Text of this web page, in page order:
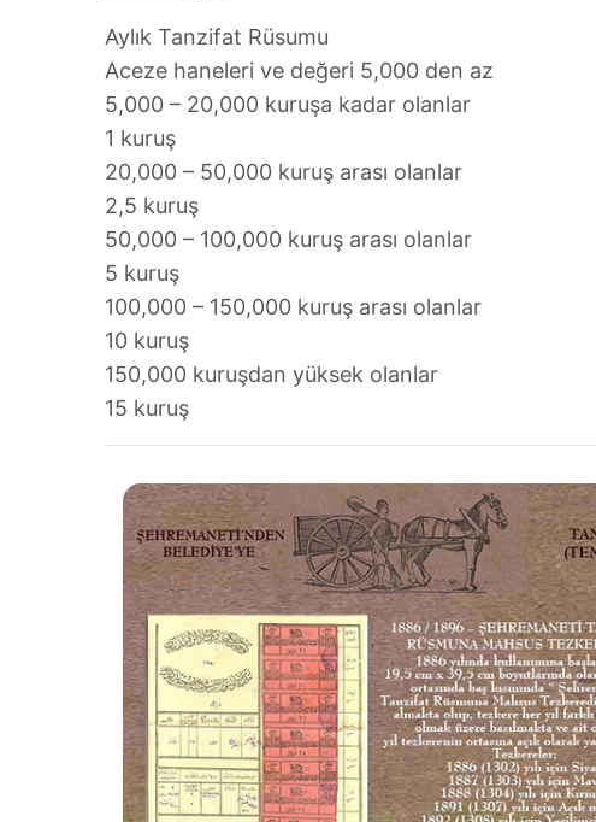
Aylık Tanzifat Rüsumu
Aceze haneleri ve değeri 5,000 den az
5,000 – 20,000 kuruşa kadar olanlar
1 kuruş
20,000 – 50,000 kuruş arası olanlar
2,5 kuruş
50,000 – 100,000 kuruş arası olanlar
5 kuruş
100,000 – 150,000 kuruş arası olanlar
10 kuruş
150,000 kuruşdan yüksek olanlar
15 kuruş